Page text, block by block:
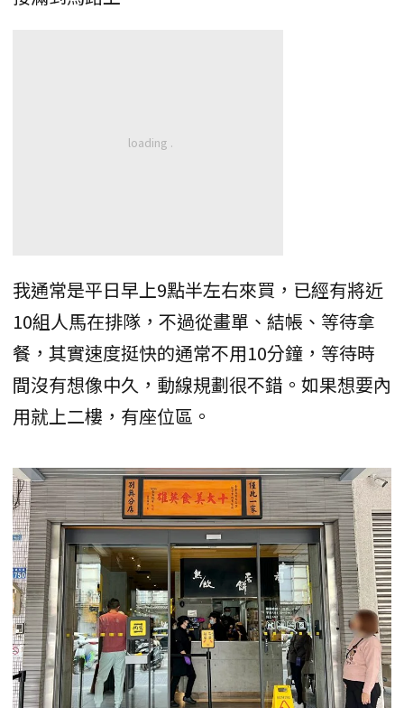
我通常是平日早上9點半左右來買，已經有將近
10組人馬在排隊，不過從畫單、結帳、等待拿
餐，其實速度挺快的通常不用10分鐘，等待時
間沒有想像中久，動線規劃很不錯。如果想要內
用就上二樓，有座位區。